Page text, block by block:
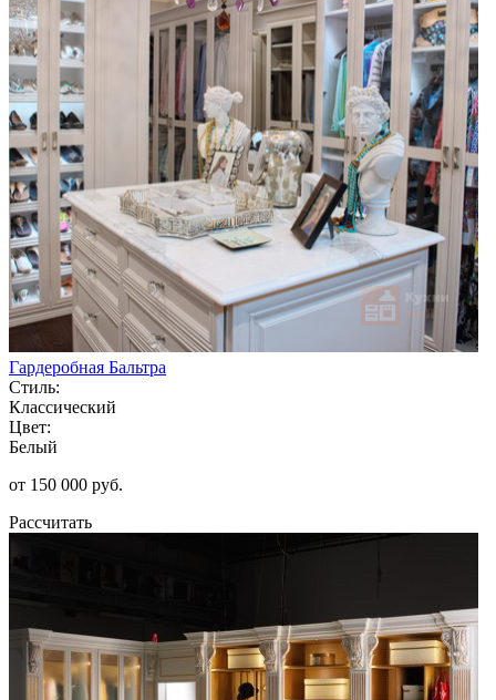
Гардеробная Бальтра
Стиль:
Классический
Цвет:
Белый
от 150 000 руб.
Рассчитать